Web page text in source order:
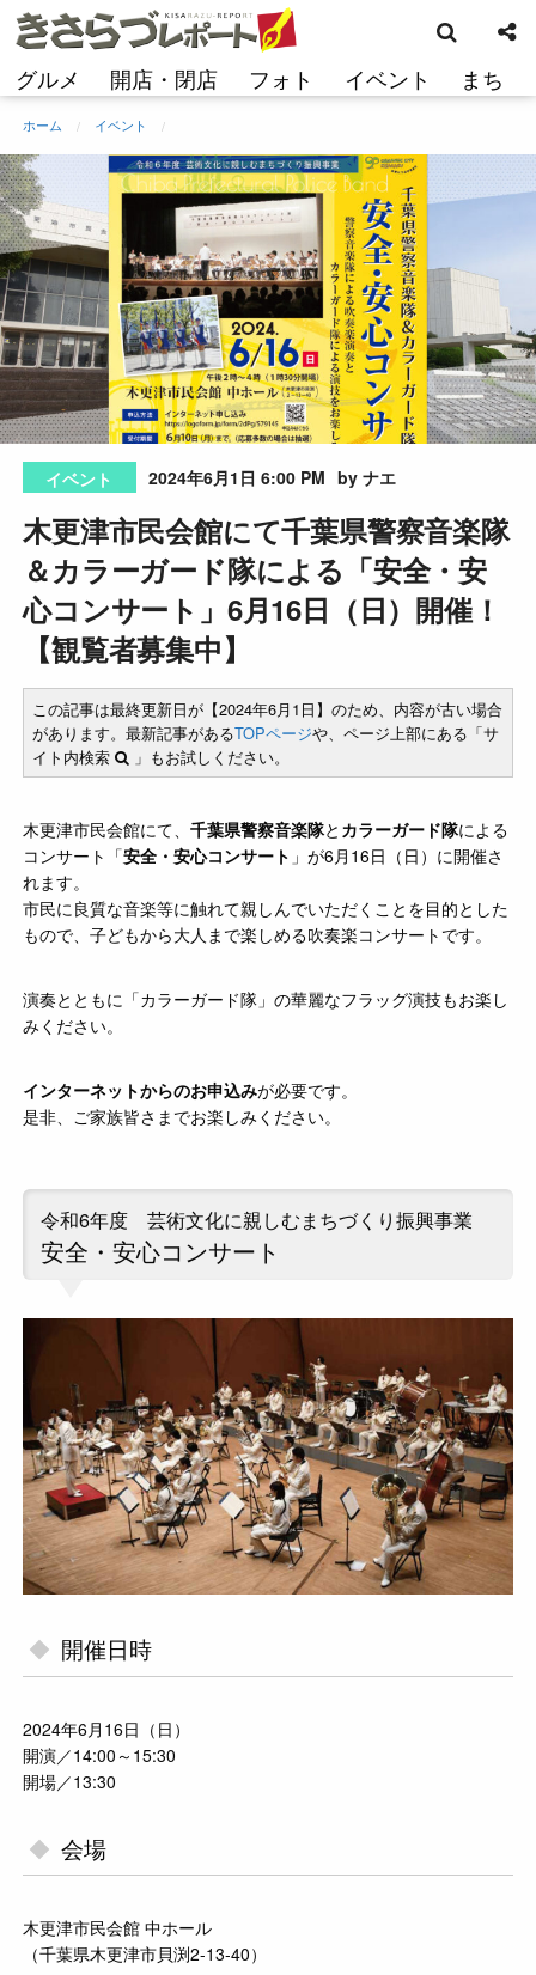
コ
ン
ン
へ
ス
キ
ッ
プ
グルメ 開店・閉店 フォト イベント まち
索
ホーム イベント
イベント 2024年6月1日 6:00 PM by ナエ
木更津市民会館にて千葉県警察音楽隊
＆カラーガード隊による「安全・安
心コンサート」6月16日（日）開催！
【観覧者募集中】
この記事は最終更新日が【2024年6月1日】のため、内容が古い場合
があります。最新記事があるTOPページや、ページ上部にある「サ
イト内検索
」もお試しください。
木更津市民会館にて、千葉県警察音楽隊と カラーガード隊による
コンサート「安全・安心コンサート 」が6月16日（日）に開催さ
れます。
市民に良質な音楽等に触れて親しんでいただくことを目的とした
もので、子どもから大人まで楽しめる吹奏楽コンサートです。
演奏とともに「カラーガード隊」の華麗なフラッグ演技もお楽し
みください。
インターネットからのお申込みが必要です。
是非、ご家族皆さまでお楽しみください。
令和6年度 芸術文化に親しむまちづくり振興事業
安全・安心コンサート
開催日時
2024年6月16日（日）
開演／14:00～15:30
開場／13:30
会場
木更津市民会館 中ホール
（千葉県木更津市貝渕2-13-40）